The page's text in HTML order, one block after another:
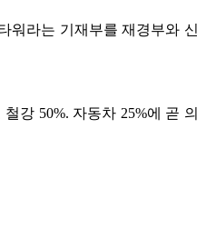
워라는 기재부를 재경부와 신
강 50%. 자동차 25%에 곧 의